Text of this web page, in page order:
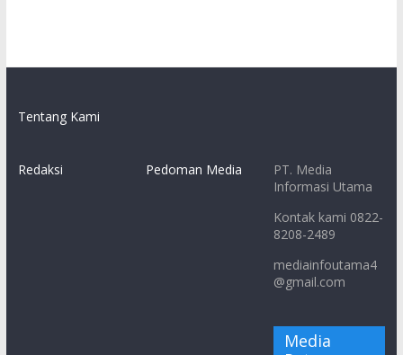
Tentang Kami
Redaksi Pedoman Media
PT. Media
Informasi Utama
Kontak kami 0822-
8208-2489
mediainfoutama4
@gmail.com
Media